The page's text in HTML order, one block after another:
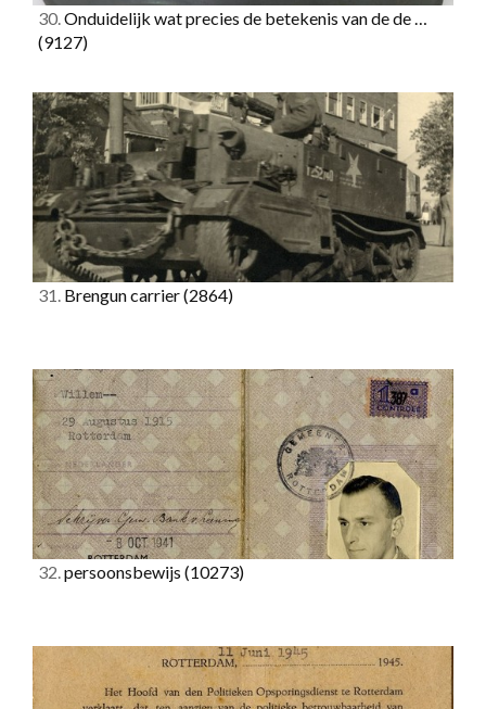
30.Onduidelijk wat precies de betekenis van de de …
(9127)
31. Brengun carrier(2864)
32.persoonsbewijs (10273)